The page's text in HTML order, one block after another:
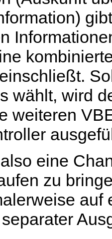
wählt, wird
weiteren
eine
zu
auf